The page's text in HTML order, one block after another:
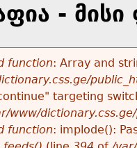
- მისი
function: Array and
targeting
www/
function: implode():